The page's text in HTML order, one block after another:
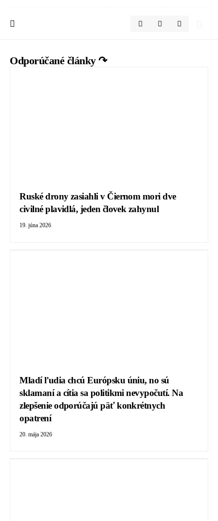
Odporúčané články ↷
Ruské drony zasiahli v Čiernom mori dve
civilné plavidlá, jeden človek zahynul
19. júna 2026
Mladí ľudia chcú Európsku úniu, no sú
sklamaní a cítia sa politikmi nevypočutí. Na
zlepšenie odporúčajú päť konkrétnych
opatrení
20. mája 2026